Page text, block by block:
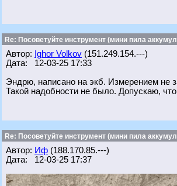
Re: Посоветуйте инструмент (мини пила
Автор: Ighor Volkov (151.249.154.---)
Дата: 12-03-25 17:33
Эндрю, написано на экб. Измерением не
Такой надобности не было. Допускаю,
Re: Посоветуйте инструмент (мини пила
Автор: Иф (188.170.85.---)
Дата: 12-03-25 17:37